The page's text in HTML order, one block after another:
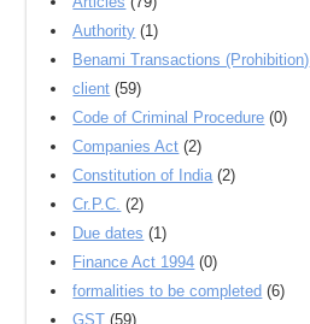
Authority (1)
Benami Transactions (Prohibition)
client (59)
Code of Criminal Procedure (0)
Companies Act (2)
Constitution of India (2)
Cr.P.C. (2)
Due dates (1)
Finance Act 1994 (0)
formalities to be completed (6)
GST (59)